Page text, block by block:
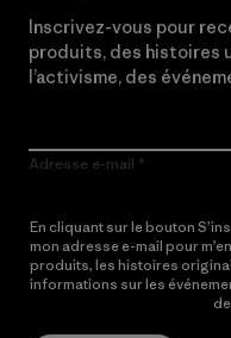
Inscrivez-vous pour
produits, des histoires
l’activisme, des
Adresse e-mail
En cliquant sur le bouton
mon adresse e-mail pour
produits, les histoires
informations sur les